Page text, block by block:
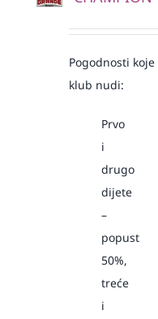
Pogodnosti koje
klub nudi:
Prvo
i
drugo
dijete
–
popust
50%,
treće
i